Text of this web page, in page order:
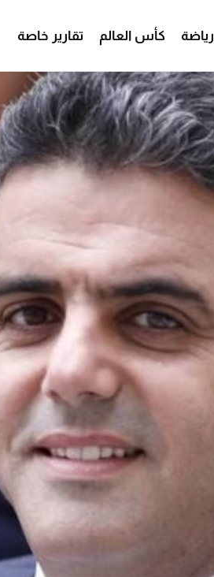
رياضة كأس العالم تقارير خاصة